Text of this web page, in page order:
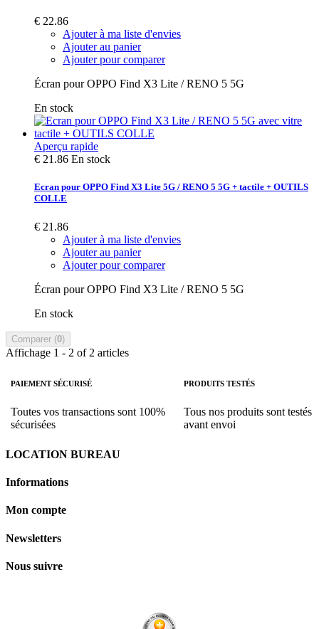
€ 22.86
Ajouter à ma liste d'envies
Ajouter au panier
Ajouter pour comparer
Écran pour OPPO Find X3 Lite / RENO 5 5G
En stock
Aperçu rapide
€ 21.86 En stock
Ecran pour OPPO Find X3 Lite 5G / RENO 5 5G + tactile + OUTILS
COLLE
€ 21.86
Ajouter à ma liste d'envies
Ajouter au panier
Ajouter pour comparer
Écran pour OPPO Find X3 Lite / RENO 5 5G
En stock
Comparer (0)
Affichage 1 - 2 of 2 articles
PAIEMENT SÉCURISÉ
Toutes vos transactions sont 100%
sécurisées
PRODUITS TESTÉS
Tous nos produits sont testés
avant envoi
LOCATION BUREAU
Informations
Mon compte
Newsletters
Nous suivre